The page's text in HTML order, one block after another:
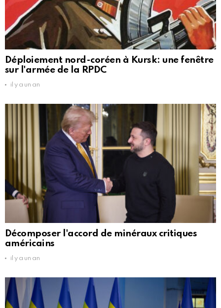
Déploiement nord-coréen à Kursk: une fenêtre
sur l'armée de la RPDC
il y a un an
Décomposer l'accord de minéraux critiques
américains
il y a un an